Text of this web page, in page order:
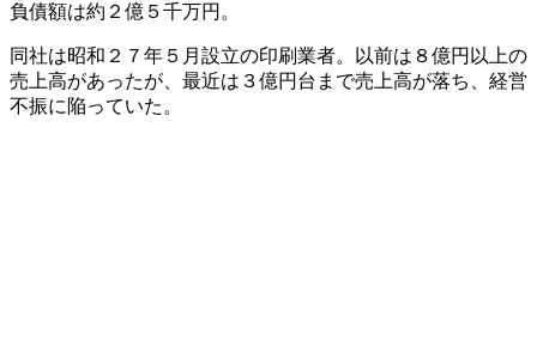
負債額は約２億５千万円。
同社は昭和２７年５月設立の印刷業者。以前は８億円以上の
売上高があったが、最近は３億円台まで売上高が落ち、経営
不振に陥っていた。